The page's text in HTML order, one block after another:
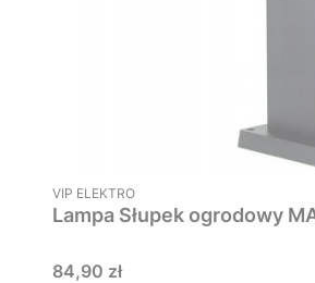
PRODUCENT
VIP ELEKTRO
Cena
84,90 zł